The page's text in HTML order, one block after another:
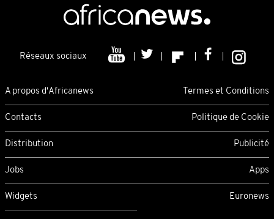
Réseaux sociaux
A propos d'Africanews Termes et Conditions
Contacts Politique de Cookie
Distribution Publicité
Jobs Apps
Widgets Euronews